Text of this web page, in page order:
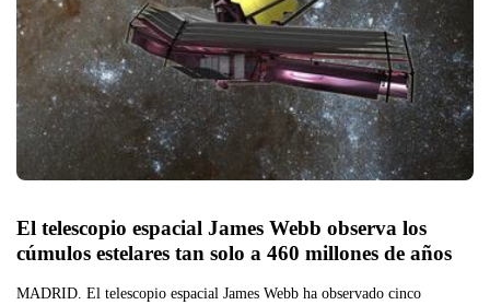
El telescopio espacial James Webb observa los
MADRID. El telescopio espacial James Webb ha observado cinco